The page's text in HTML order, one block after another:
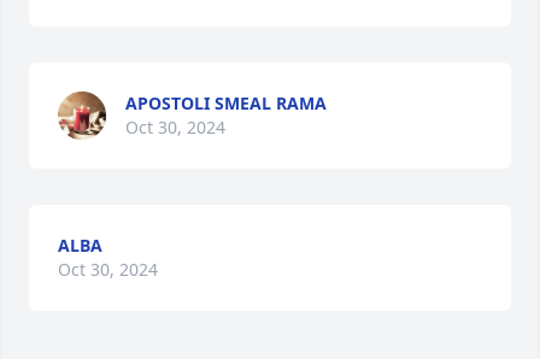
APOSTOLI SMEAL RAMA
Oct 30, 2024
ALBA
Oct 30, 2024